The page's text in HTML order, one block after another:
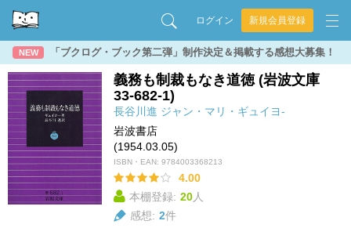
ログイン 新規会員登録
NEW 「ブクログ・ブック第二弾」制作決定＆掲載する感想大募集！
義務も制裁もなき道徳 (岩波文庫
33-682-1)
長谷川進 ジャン・マリ・ギュイヨ-
岩波書店
(1954.03.05)
ISBN・EAN: 9784003368213
4.00
本棚登録: 20人
感想: 2件